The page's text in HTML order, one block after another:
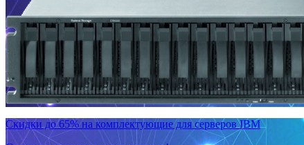
Скидки до 65% на комплектующие для серверов IBM